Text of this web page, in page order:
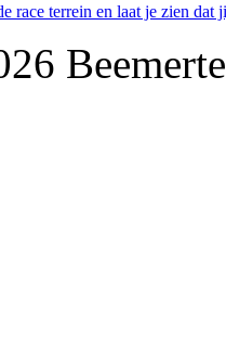
race terrein en laat je zien dat